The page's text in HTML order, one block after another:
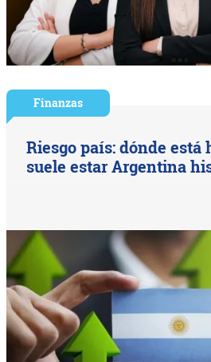
Finanzas
Riesgo país: dónde está
suele estar Argentina